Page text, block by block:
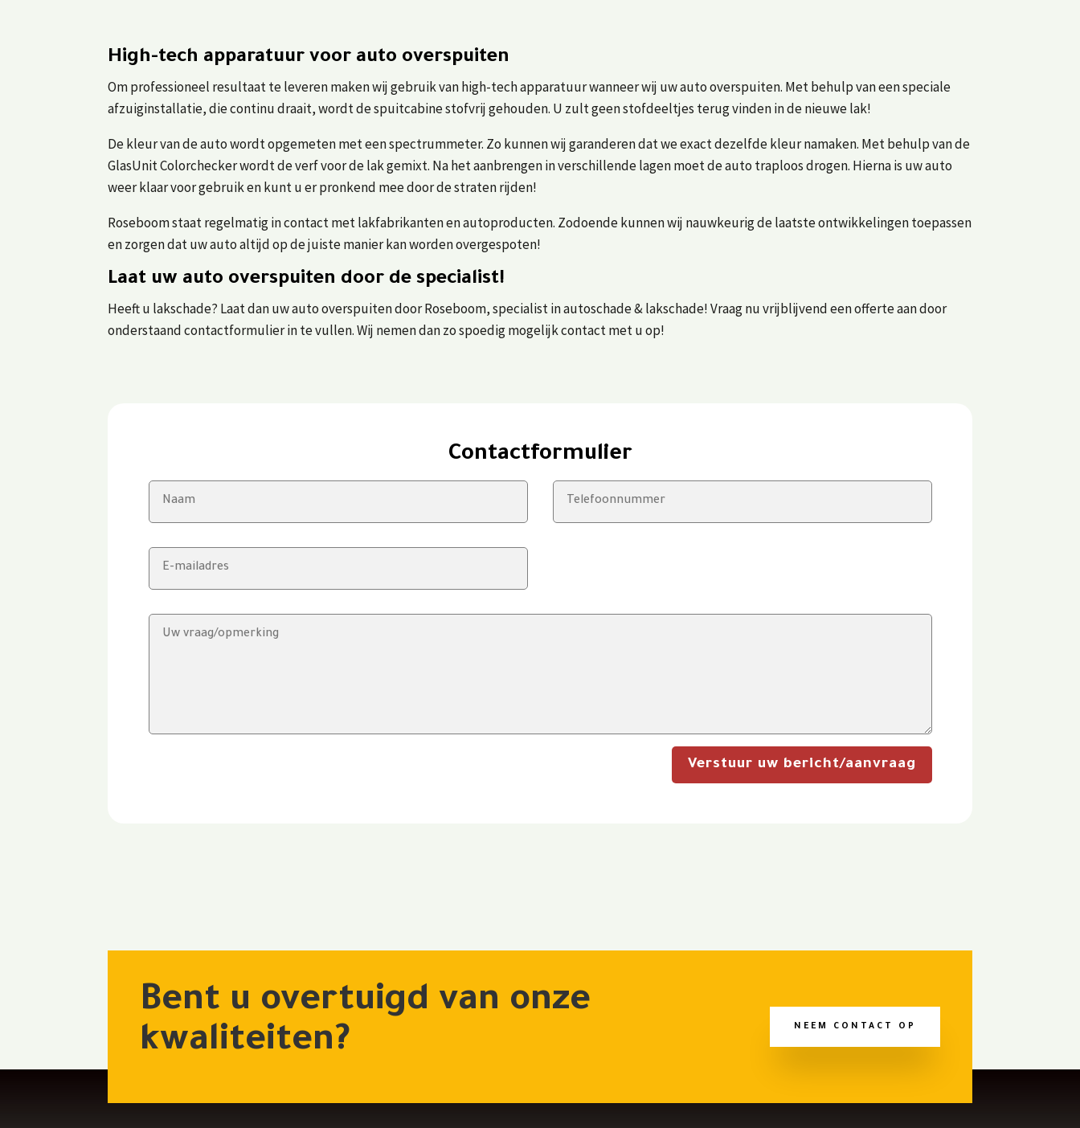
High-tech apparatuur voor auto overspuiten
Om professioneel resultaat te leveren maken wij gebruik van high-tech apparatuur wanneer wij uw auto overspuiten. Met behulp van een speciale
afzuiginstallatie, die continu draait, wordt de spuitcabine stofvrij gehouden. U zult geen stofdeeltjes terug vinden in de nieuwe lak!
De kleur van de auto wordt opgemeten met een spectrummeter. Zo kunnen wij garanderen dat we exact dezelfde kleur namaken. Met behulp van de
GlasUnit Colorchecker wordt de verf voor de lak gemixt. Na het aanbrengen in verschillende lagen moet de auto traploos drogen. Hierna is uw auto
weer klaar voor gebruik en kunt u er pronkend mee door de straten rijden!
Roseboom staat regelmatig in contact met lakfabrikanten en autoproducten. Zodoende kunnen wij nauwkeurig de laatste ontwikkelingen toepassen
en zorgen dat uw auto altijd op de juiste manier kan worden overgespoten!
Laat uw auto overspuiten door de specialist!
Heeft u lakschade? Laat dan uw auto overspuiten door Roseboom, specialist in autoschade & lakschade! Vraag nu vrijblijvend een offerte aan door
onderstaand contactformulier in te vullen. Wij nemen dan zo spoedig mogelijk contact met u op!
Contactformulier
Verstuur uw bericht/aanvraag
Bent u overtuigd van onze
kwaliteiten?
NEEM CONTACT OP